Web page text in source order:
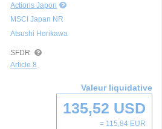
Actions Japon
MSCI Japan NR
Atsushi Horikawa
SFDR
Article 8
Valeur liquidative
135,52 USD
= 115,84 EUR